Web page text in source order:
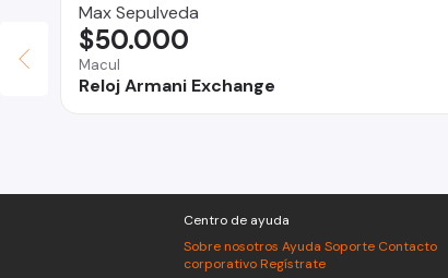
Max Sepulveda
Macul
Reloj Armani Exchange
$50.000
Centro de ayuda
Sobre nosotros Ayuda Soporte Contacto
corporativo Regístrate